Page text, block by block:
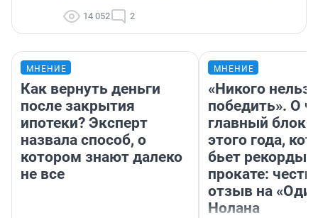
14 052 2
МНЕНИЕ
Как вернуть деньги
после закрытия
ипотеки? Эксперт
назвала способ, о
котором знают далеко
не все
МНЕНИЕ
«Никого нельзя
победить». О
главный
этого года,
бьет рекорды в
прокате:
отзыв на
Нолана